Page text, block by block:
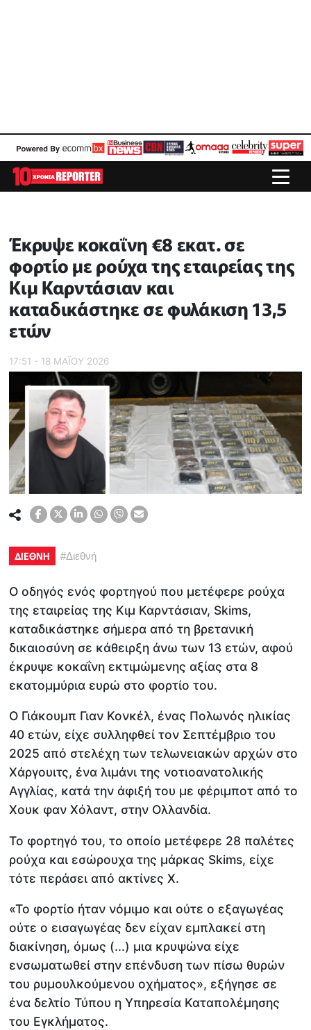
Έκρυψε κοκαΐνη €8 εκατ. σε
φορτίο με ρούχα της εταιρείας της
Κιμ Καρντάσιαν και
καταδικάστηκε σε φυλάκιση 13,5
ετών
17:51 - 18 ΜΑΪ́ΟΥ 2026
ΔΙΕΘΝΗ #Διεθνή
Ο οδηγός ενός φορτηγού που μετέφερε ρούχα
της εταιρείας της Κιμ Καρντάσιαν, Skims,
καταδικάστηκε σήμερα από τη βρετανική
δικαιοσύνη σε κάθειρξη άνω των 13 ετών, αφού
έκρυψε κοκαΐνη εκτιμώμενης αξίας στα 8
εκατομμύρια ευρώ στο φορτίο του.
Ο Γιάκουμπ Γιαν Κονκέλ, ένας Πολωνός ηλικίας
40 ετών, είχε συλληφθεί τον Σεπτέμβριο του
2025 από στελέχη των τελωνειακών αρχών στο
Χάργουιτς, ένα λιμάνι της νοτιοανατολικής
Αγγλίας, κατά την άφιξή του με φέριμποτ από το
Χουκ φαν Χόλαντ, στην Ολλανδία.
Το φορτηγό του, το οποίο μετέφερε 28 παλέτες
ρούχα και εσώρουχα της μάρκας Skims, είχε
τότε περάσει από ακτίνες Χ.
«Το φορτίο ήταν νόμιμο και ούτε ο εξαγωγέας
ούτε ο εισαγωγέας δεν είχαν εμπλακεί στη
διακίνηση, όμως (...) μια κρυψώνα είχε
ενσωματωθεί στην επένδυση των πίσω θυρών
του ρυμουλκούμενου οχήματος», εξήγησε σε
ένα δελτίο Τύπου η Υπηρεσία Καταπολέμησης
του Εγκλήματος.